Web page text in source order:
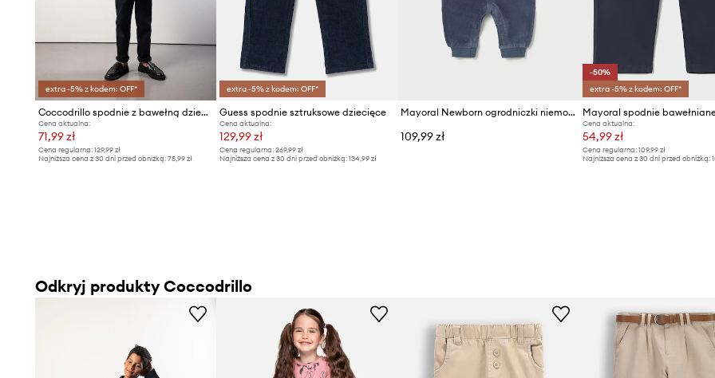
extra -5% z kodem: OFF*
Coccodrillo spodnie z bawełną dziecięce
Cena aktualna:
71,99 zł
Cena regularna: 129,99 zł
Najniższa cena z 30 dni przed obniżką: 75,99 zł
extra -5% z kodem: OFF*
Guess spodnie sztruksowe dziecięce
Cena aktualna:
129,99 zł
Cena regularna:269,99 zł
Najniższa cena z 30 dni przed obniżką:134,99 zł
Mayoral Newborn ogrodniczki niemowlęce z bawełną
109,99 zł
-50%
extra -5% z kodem: OFF*
Cena aktualna:
54,99 zł
Cena regularna: 109,99 zł
Najniższa cena z 30 dni przed obniżką:
Odkryj produkty Coccodrillo